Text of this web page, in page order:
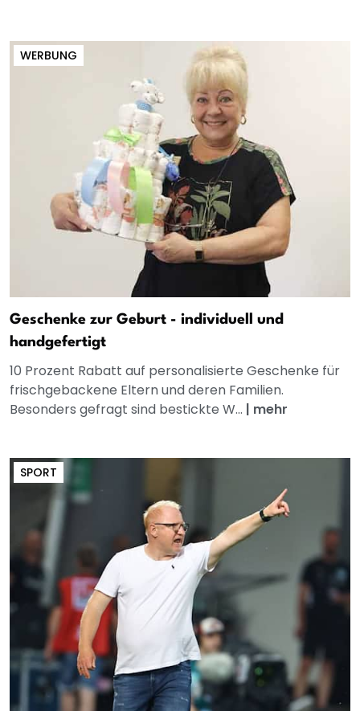
WERBUNG
Geschenke zur Geburt - individuell und
handgefertigt
10 Prozent Rabatt auf personalisierte Geschenke für
frischgebackene Eltern und deren Familien.
Besonders gefragt sind bestickte W... | mehr
SPORT